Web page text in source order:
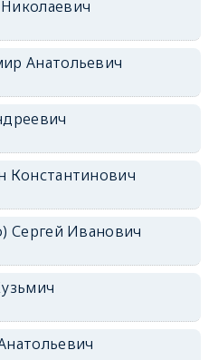
Анатольевич
Константинович
Сергей Иванович